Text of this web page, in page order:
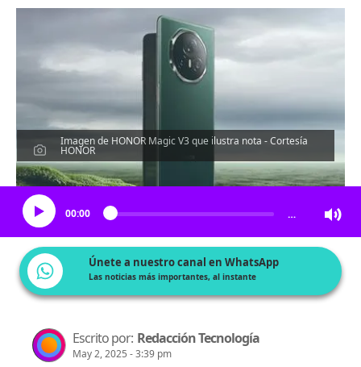
Imagen de HONOR Magic V3 que ilustra nota - Cortesía
HONOR
Escucha el artículo
00:00 …
Únete a nuestro canal en WhatsApp
Las noticias más importantes, al instante
Escrito por: Redacción Tecnología
May 2, 2025 - 3:39 pm